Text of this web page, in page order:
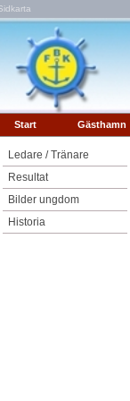
Start Gästhamn
Ledare / Tränare
Resultat
Bilder ungdom
Historia